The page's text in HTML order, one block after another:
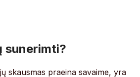
sunerimti?
skausmas praeina savaime, yra